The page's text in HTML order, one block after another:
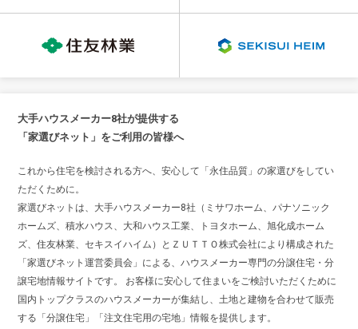
大手ハウスメーカー8社が提供する
「家選びネット」をご利用の皆様へ
これから住宅を検討される方へ、安心して「永住品質」の家選びをしてい
ただくために。
家選びネットは、大手ハウスメーカー8社（ミサワホーム、パナソニック
ホームズ、積水ハウス、大和ハウス工業、トヨタホーム、旭化成ホーム
ズ、住友林業、セキスイハイム）とＺＵＴＴＯ株式会社により構成された
「家選びネット運営委員会」による、ハウスメーカー専門の分譲住宅・分
譲宅地情報サイトです。 お客様に安心して住まいをご検討いただくために
国内トップクラスのハウスメーカーが集結し、土地と建物を合わせて販売
する「分譲住宅」「注文住宅用の宅地」情報を提供します。